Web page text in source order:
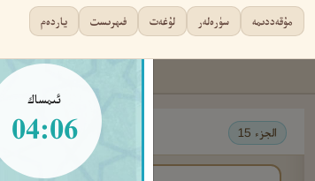
پەيشەنبە
ئىمساك
04:06
مۇقەددىمە سۈرەلەر لۇغەت فىھرىست ياردەم
الجزء 15